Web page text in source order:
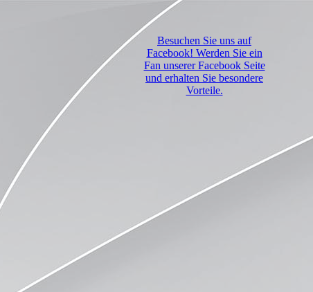
Besuchen Sie uns auf
Facebook! Werden Sie ein
Fan unserer Facebook Seite
und erhalten Sie besondere
Vorteile.